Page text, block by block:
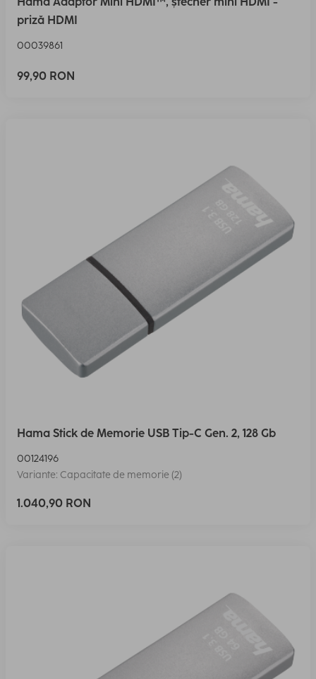
priză HDMI
00039861
99,90 RON
Hama Stick de Memorie USB Tip-C Gen. 2, 128 Gb
00124196
Variante: Capacitate de memorie (2)
1.040,90 RON